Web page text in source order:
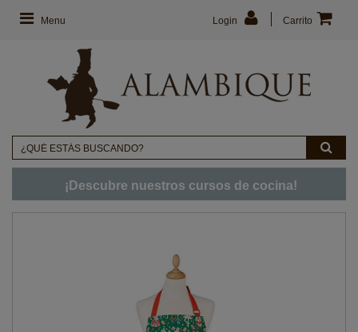
Menu Carrito
Login
¡Descubre nuestros cursos de cocina!